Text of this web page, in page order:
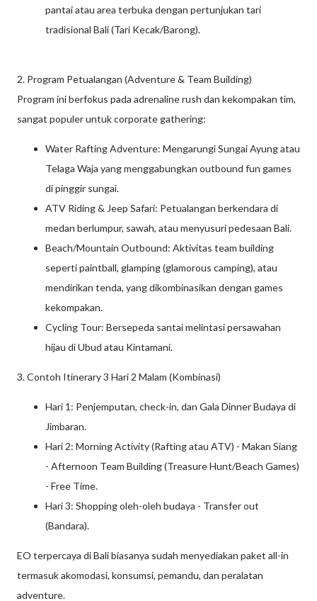
pantai atau area terbuka dengan pertunjukan tari
tradisional Bali (Tari Kecak/Barong).
2. Program Petualangan (Adventure & Team Building)
Program ini berfokus pada adrenaline rush dan kekompakan tim,
sangat populer untuk corporate gathering:
Water Rafting Adventure: Mengarungi Sungai Ayung atau
Telaga Waja yang menggabungkan outbound fun games
di pinggir sungai.
ATV Riding & Jeep Safari: Petualangan berkendara di
medan berlumpur, sawah, atau menyusuri pedesaan Bali.
Beach/Mountain Outbound: Aktivitas team building
seperti paintball, glamping (glamorous camping), atau
mendirikan tenda, yang dikombinasikan dengan games
kekompakan.
Cycling Tour: Bersepeda santai melintasi persawahan
hijau di Ubud atau Kintamani.
3. Contoh Itinerary 3 Hari 2 Malam (Kombinasi)
Hari 1: Penjemputan, check-in, dan Gala Dinner Budaya di
Jimbaran.
Hari 2: Morning Activity (Rafting atau ATV) - Makan Siang
- Afternoon Team Building (Treasure Hunt/Beach Games)
- Free Time.
Hari 3: Shopping oleh-oleh budaya - Transfer out
(Bandara).
EO terpercaya di Bali biasanya sudah menyediakan paket all-in
termasuk akomodasi, konsumsi, pemandu, dan peralatan
adventure.